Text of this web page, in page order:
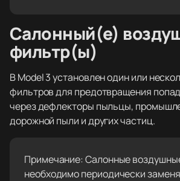
Салонный(е)
фильтр(ы)
В Model 3 установлен один или
фильтров для предотвращения
через дефлекторы пыльцы,
дорожной пыли и других частиц.
Примечание: Салонные
необходимо периодически